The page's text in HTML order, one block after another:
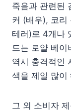
죽음과 관련된
커 (배우), 코리
테러)로 4개나
드는 로얄 베
역시 충격적인
색을 제일 많이
그 외 소비자